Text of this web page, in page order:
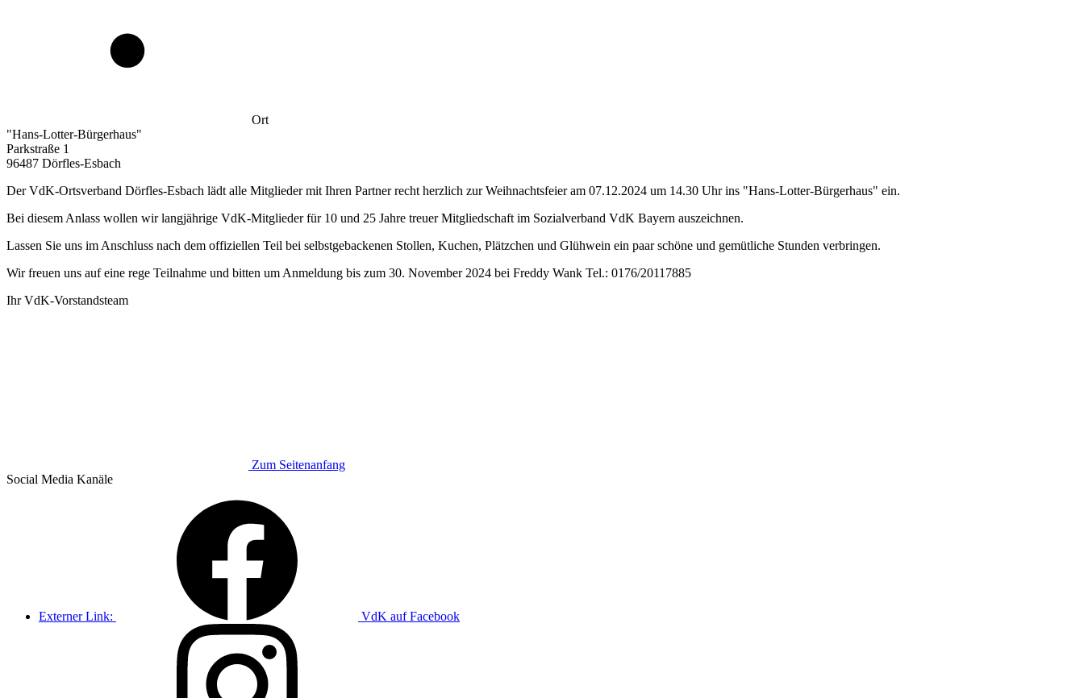
Ort
"Hans-Lotter-Bürgerhaus"
Parkstraße 1
96487 Dörfles-Esbach
Der VdK-Ortsverband Dörfles-Esbach lädt alle Mitglieder mit Ihren Partner recht herzlich zur Weihnachtsfeier am 07.12.2024 um 14.30 Uhr ins "Hans-Lotter-Bürgerhaus" ein.
Bei diesem Anlass wollen wir langjährige VdK-Mitglieder für 10 und 25 Jahre treuer Mitgliedschaft im Sozialverband VdK Bayern auszeichnen.
Lassen Sie uns im Anschluss nach dem offiziellen Teil bei selbstgebackenen Stollen, Kuchen, Plätzchen und Glühwein ein paar schöne und gemütliche Stunden verbringen.
Wir freuen uns auf eine rege Teilnahme und bitten um Anmeldung bis zum 30. November 2024 bei Freddy Wank Tel.: 0176/20117885
Ihr VdK-Vorstandsteam
Zum Seitenanfang
Social Media Kanäle
Externer Link: VdK auf Facebook